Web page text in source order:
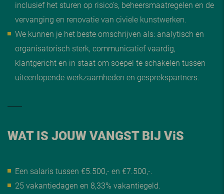
inclusief het sturen op risico’s, beheersmaatregelen en de
vervanging en renovatie van civiele kunstwerken.
We kunnen je het beste omschrijven als: analytisch en
organisatorisch sterk, communicatief vaardig,
klantgericht en in staat om soepel te schakelen tussen
uiteenlopende werkzaamheden en gesprekspartners.
WAT IS JOUW VANGST BIJ ViS
Een salaris tussen €5.500,- en €7.500,-.
25 vakantiedagen en 8,33% vakantiegeld.